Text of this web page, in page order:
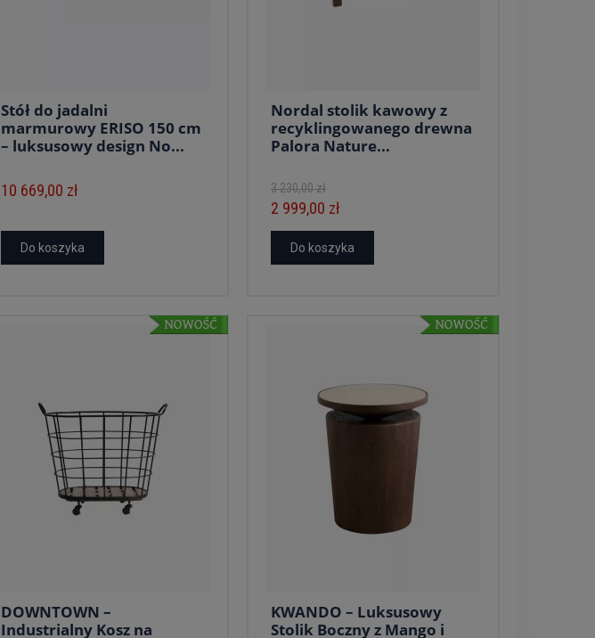
Stół do jadalni
marmurowy ERISO 150 cm
– luksusowy design No...
10 669,00 zł
Do koszyka
Nordal stolik kawowy z
recyklingowanego drewna
Palora Nature...
3 230,00 zł
2 999,00 zł
Do koszyka
DOWNTOWN –
Industrialny Kosz na
KWANDO – Luksusowy
Stolik Boczny z Mango i